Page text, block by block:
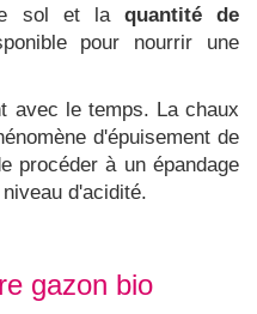
sol et la quantité de
pour nourrir une
avec le temps. La chaux
d'épuisement de
procéder à un épandage
d'acidité.
gazon bio